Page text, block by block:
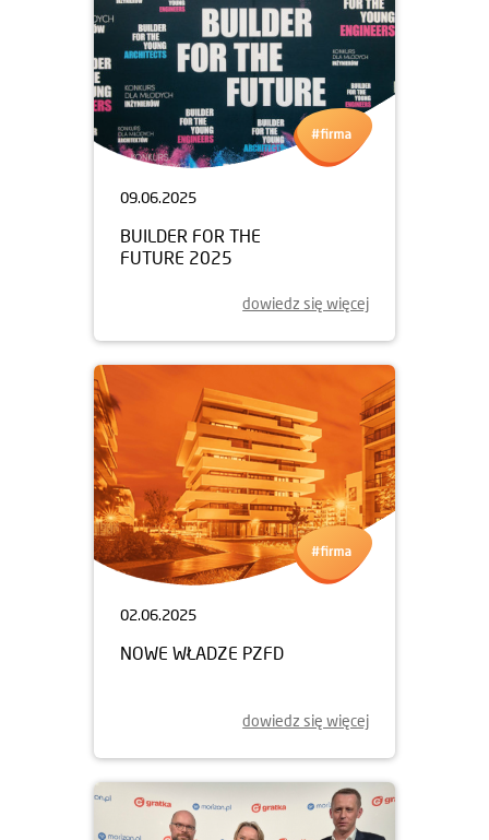
09.06.2025
BUILDER FOR THE
FUTURE 2025
dowiedz się więcej
02.06.2025
NOWE WŁADZE PZFD
dowiedz się więcej